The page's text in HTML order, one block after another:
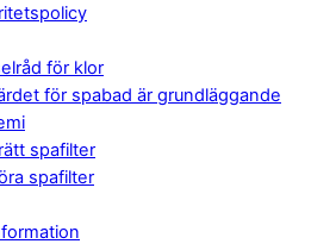
för klor
för spabad är grundläggande
spafilter
spafilter